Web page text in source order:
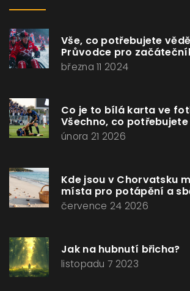
Vše, co potřebujete
Průvodce pro
března 11 2024
Co je to bílá karta ve
Všechno, co
února 21 2026
Kde jsou v Chorvatsku
místa pro potápění a
července 24 2026
Jak na hubnutí břicha?
listopadu 7 2023